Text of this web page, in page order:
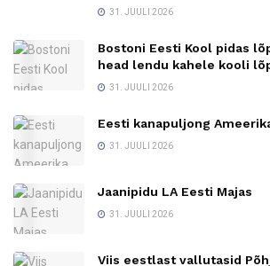
31. JUULI 2026
Bostoni Eesti Kool pidas
head lendu kahele kooli
31. JUULI 2026
Eesti kanapuljong
31. JUULI 2026
Jaanipidu LA Eesti Majas
31. JUULI 2026
Viis eestlast vallutasid